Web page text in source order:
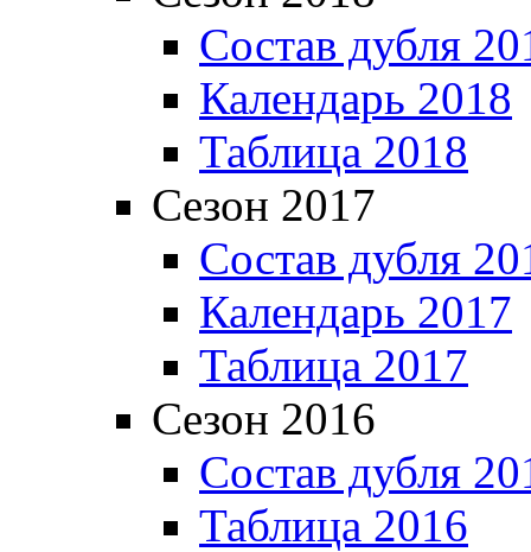
Состав дубля
Календарь 2018
Таблица 2018
Сезон 2017
Состав дубля
Календарь 2017
Таблица 2017
Сезон 2016
Состав дубля
Таблица 2016